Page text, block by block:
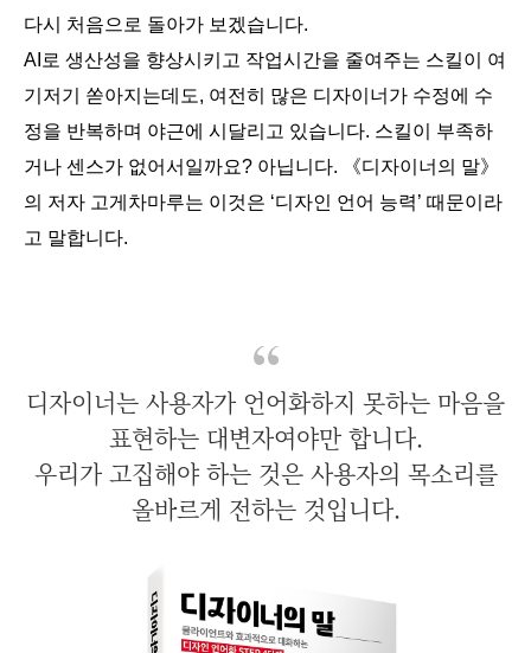
다시 처음으로 돌아가 보겠습니다.
AI로 생산성을 향상시키고 작업시간을 줄여주는 스킬이 여
기저기 쏟아지는데도, 여전히 많은 디자이너가 수정에 수
정을 반복하며 야근에 시달리고 있습니다. 스킬이 부족하
거나 센스가 없어서일까요? 아닙니다.
《디자이너의 말》
의 저자 고게차마루는 이것은 ‘디자인 언어 능력’ 때문이라
고 말합니다.
디자이너는 사용자가 언어화하지 못하는 마음을
표현하는 대변자여야만 합니다.
우리가 고집해야 하는 것은 사용자의 목소리를
올바르게 전하는 것입니다.